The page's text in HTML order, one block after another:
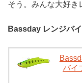
そう。みんな大好き
Bassday レンジバ
バイ